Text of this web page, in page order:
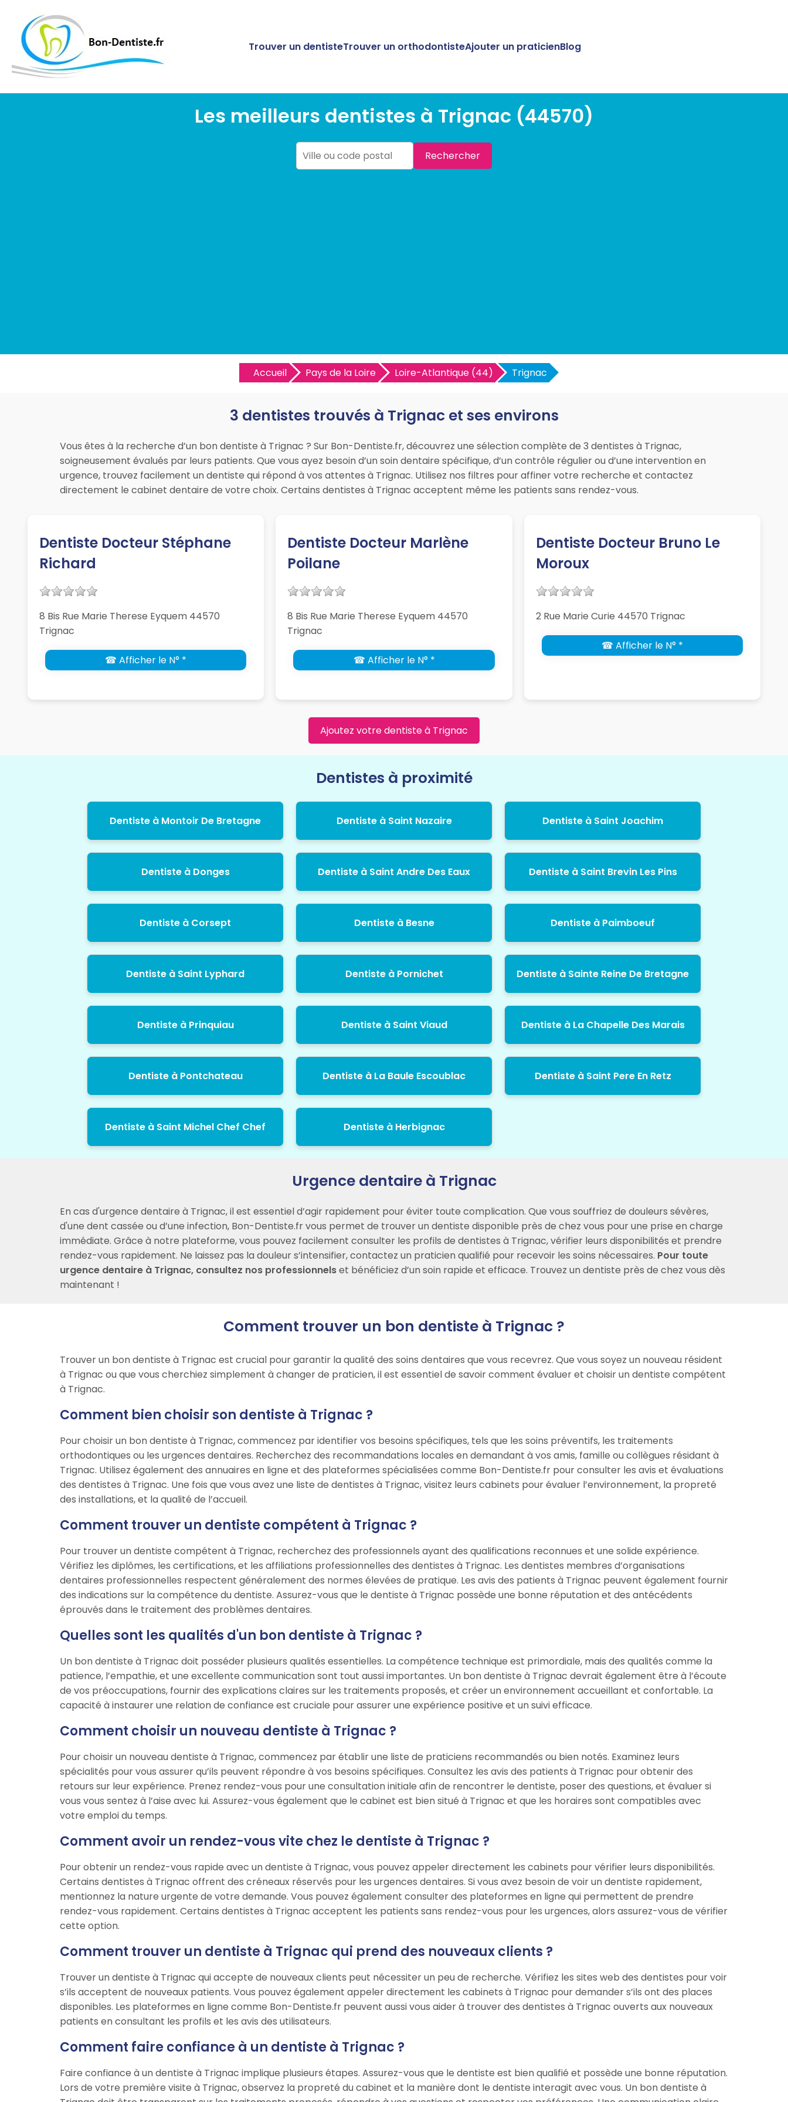
Trouver un dentisteTrouver un orthodontisteAjouter un praticienBlog
Les meilleurs dentistes à Trignac (44570)
Rechercher
Accueil Pays de la Loire Loire-Atlantique (44) Trignac
3 dentistes trouvés à Trignac et ses environs
Vous êtes à la recherche d’un bon dentiste à Trignac ? Sur Bon-Dentiste.fr, découvrez une sélection complète de 3 dentistes à Trignac,
soigneusement évalués par leurs patients. Que vous ayez besoin d’un soin dentaire spécifique, d’un contrôle régulier ou d’une intervention en
urgence, trouvez facilement un dentiste qui répond à vos attentes à Trignac. Utilisez nos filtres pour affiner votre recherche et contactez
directement le cabinet dentaire de votre choix. Certains dentistes à Trignac acceptent même les patients sans rendez-vous.
Dentiste Docteur Stéphane
Richard
8 Bis Rue Marie Therese Eyquem 44570
Trignac
☎ Afficher le N° *
Dentiste Docteur Marlène
Poilane
8 Bis Rue Marie Therese Eyquem 44570
Trignac
☎ Afficher le N° *
Dentiste Docteur Bruno Le
Moroux
2 Rue Marie Curie 44570 Trignac
☎ Afficher le N° *
Ajoutez votre dentiste à Trignac
Dentistes à proximité
Dentiste à Montoir De Bretagne Dentiste à Saint Nazaire Dentiste à Saint Joachim
Dentiste à Donges Dentiste à Saint Andre Des Eaux Dentiste à Saint Brevin Les Pins
Dentiste à Corsept Dentiste à Besne Dentiste à Paimboeuf
Dentiste à Saint Lyphard Dentiste à Pornichet Dentiste à Sainte Reine De Bretagne
Dentiste à Prinquiau Dentiste à Saint Viaud Dentiste à La Chapelle Des Marais
Dentiste à Pontchateau Dentiste à La Baule Escoublac Dentiste à Saint Pere En Retz
Dentiste à Saint Michel Chef Chef Dentiste à Herbignac
Urgence dentaire à Trignac
En cas d'urgence dentaire à Trignac, il est essentiel d’agir rapidement pour éviter toute complication. Que vous souffriez de douleurs sévères,
d'une dent cassée ou d’une infection, Bon-Dentiste.fr vous permet de trouver un dentiste disponible près de chez vous pour une prise en charge
immédiate. Grâce à notre plateforme, vous pouvez facilement consulter les profils de dentistes à Trignac, vérifier leurs disponibilités et prendre
rendez-vous rapidement. Ne laissez pas la douleur s’intensifier, contactez un praticien qualifié pour recevoir les soins nécessaires. Pour toute
urgence dentaire à Trignac, consultez nos professionnelset bénéficiez d’un soin rapide et efficace. Trouvez un dentiste près de chez vous dès
maintenant !
Comment trouver un bon dentiste à Trignac ?
Trouver un bon dentiste à Trignac est crucial pour garantir la qualité des soins dentaires que vous recevrez. Que vous soyez un nouveau résident
à Trignac ou que vous cherchiez simplement à changer de praticien, il est essentiel de savoir comment évaluer et choisir un dentiste compétent
à Trignac.
Comment bien choisir son dentiste à Trignac ?
Pour choisir un bon dentiste à Trignac, commencez par identifier vos besoins spécifiques, tels que les soins préventifs, les traitements
orthodontiques ou les urgences dentaires. Recherchez des recommandations locales en demandant à vos amis, famille ou collègues résidant à
Trignac. Utilisez également des annuaires en ligne et des plateformes spécialisées comme Bon-Dentiste.fr pour consulter les avis et évaluations
des dentistes à Trignac. Une fois que vous avez une liste de dentistes à Trignac, visitez leurs cabinets pour évaluer l’environnement, la propreté
des installations, et la qualité de l’accueil.
Comment trouver un dentiste compétent à Trignac ?
Pour trouver un dentiste compétent à Trignac, recherchez des professionnels ayant des qualifications reconnues et une solide expérience.
Vérifiez les diplômes, les certifications, et les affiliations professionnelles des dentistes à Trignac. Les dentistes membres d’organisations
dentaires professionnelles respectent généralement des normes élevées de pratique. Les avis des patients à Trignac peuvent également fournir
des indications sur la compétence du dentiste. Assurez-vous que le dentiste à Trignac possède une bonne réputation et des antécédents
éprouvés dans le traitement des problèmes dentaires.
Quelles sont les qualités d'un bon dentiste à Trignac ?
Un bon dentiste à Trignac doit posséder plusieurs qualités essentielles. La compétence technique est primordiale, mais des qualités comme la
patience, l’empathie, et une excellente communication sont tout aussi importantes. Un bon dentiste à Trignac devrait également être à l’écoute
de vos préoccupations, fournir des explications claires sur les traitements proposés, et créer un environnement accueillant et confortable. La
capacité à instaurer une relation de confiance est cruciale pour assurer une expérience positive et un suivi efficace.
Comment choisir un nouveau dentiste à Trignac ?
Pour choisir un nouveau dentiste à Trignac, commencez par établir une liste de praticiens recommandés ou bien notés. Examinez leurs
spécialités pour vous assurer qu’ils peuvent répondre à vos besoins spécifiques. Consultez les avis des patients à Trignac pour obtenir des
retours sur leur expérience. Prenez rendez-vous pour une consultation initiale afin de rencontrer le dentiste, poser des questions, et évaluer si
vous vous sentez à l’aise avec lui. Assurez-vous également que le cabinet est bien situé à Trignac et que les horaires sont compatibles avec
votre emploi du temps.
Comment avoir un rendez-vous vite chez le dentiste à Trignac ?
Pour obtenir un rendez-vous rapide avec un dentiste à Trignac, vous pouvez appeler directement les cabinets pour vérifier leurs disponibilités.
Certains dentistes à Trignac offrent des créneaux réservés pour les urgences dentaires. Si vous avez besoin de voir un dentiste rapidement,
mentionnez la nature urgente de votre demande. Vous pouvez également consulter des plateformes en ligne qui permettent de prendre
rendez-vous rapidement. Certains dentistes à Trignac acceptent les patients sans rendez-vous pour les urgences, alors assurez-vous de vérifier
cette option.
Comment trouver un dentiste à Trignac qui prend des nouveaux clients ?
Trouver un dentiste à Trignac qui accepte de nouveaux clients peut nécessiter un peu de recherche. Vérifiez les sites web des dentistes pour voir
s’ils acceptent de nouveaux patients. Vous pouvez également appeler directement les cabinets à Trignac pour demander s’ils ont des places
disponibles. Les plateformes en ligne comme Bon-Dentiste.fr peuvent aussi vous aider à trouver des dentistes à Trignac ouverts aux nouveaux
patients en consultant les profils et les avis des utilisateurs.
Comment faire confiance à un dentiste à Trignac ?
Faire confiance à un dentiste à Trignac implique plusieurs étapes. Assurez-vous que le dentiste est bien qualifié et possède une bonne réputation.
Lors de votre première visite à Trignac, observez la propreté du cabinet et la manière dont le dentiste interagit avec vous. Un bon dentiste à